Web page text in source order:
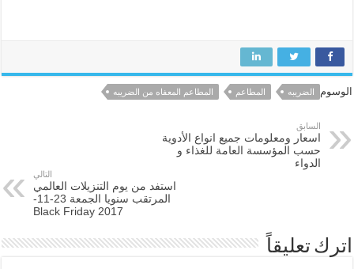
الوسوم الضريبه المطاعم المطاعم المعفاه من الضريبه
السابق
اسعار ومعلومات جميع انواع الأدوية
حسب المؤسسة العامة للغذاء و
الدواء
التالي
استفد من يوم التنزيلات العالمي
المرتقب سنويا الجمعة 23-11-
2017 Black Friday
اترك تعليقاً